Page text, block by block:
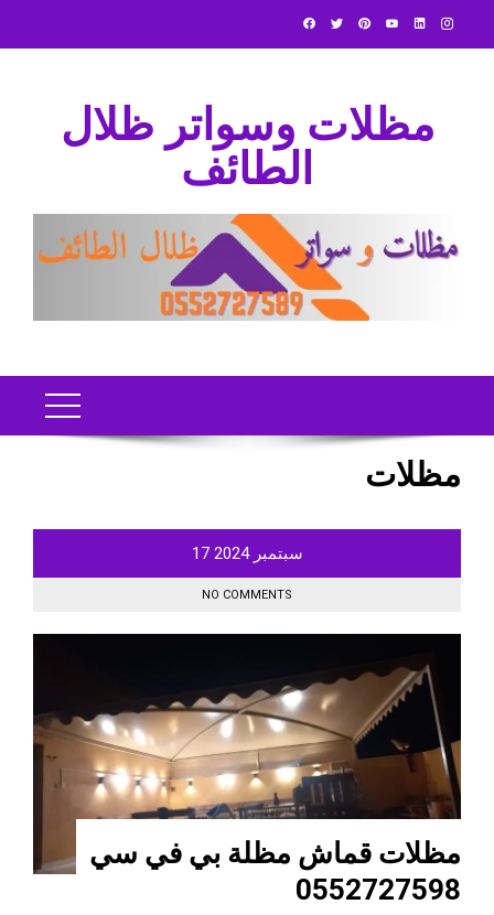
مظلات وسواتر ظلال
الطائف
مظلات
سبتمبر 17 2024
NO COMMENTS
مظلات قماش مظلة بي في سي
0552727598